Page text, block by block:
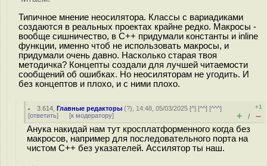
Типичное мнение неосилятора. Классы с вариадиками
создаются в реальных проектах крайне редко. Макросы -
вообще сишничество, в С++ придумали константы и inline
функции, именно чтоб не использовать макросы, и
придумали очень давно. Насколько старая твоя
методичка? Концепты создали для лучшей читаемости
сообщений об ошибках. Но неосиляторам не угодить. И
без концептов и плохо, и с ними плохо.
3.614 ,Главные редакторы (?), 14:48, 05/03/2025 [^] [^^] [^^^]
[ответить] [к модератору]
+1
+ / –
Анука накидай нам тут кросплатформенного когда без
макросов, например для последовательного порта на
чистом С++ без указателей. Ассилятор ты наш.